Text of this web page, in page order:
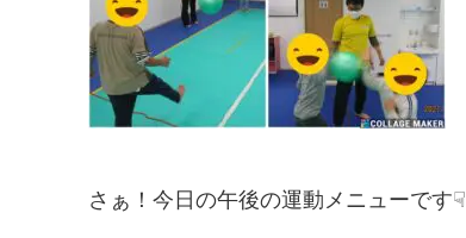
さぁ！今日の午後の運動メニューです☟